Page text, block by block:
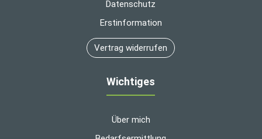
Datenschutz
Erstinformation
Vertrag widerrufen
Wichtiges
Über mich